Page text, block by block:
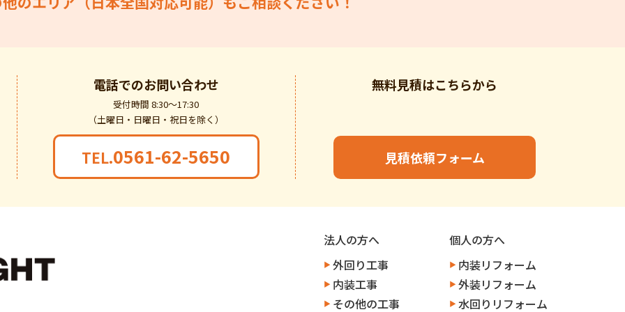
電話でのお問い合わせ
受付時間 8:30～17:30
（土曜日・日曜日・祝日を除く）
TEL.0561-62-5650
無料見積はこちらから
見積依頼フォーム
法人の方へ
外回り工事
内装工事
その他の工事
個人の方へ
内装リフォーム
外装リフォーム
水回りリフォーム